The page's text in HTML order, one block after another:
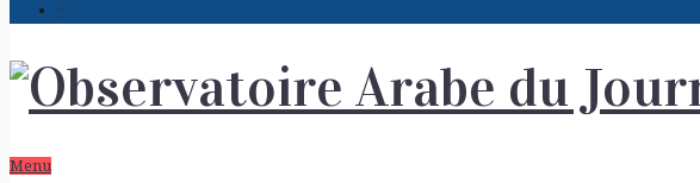
+
Menu